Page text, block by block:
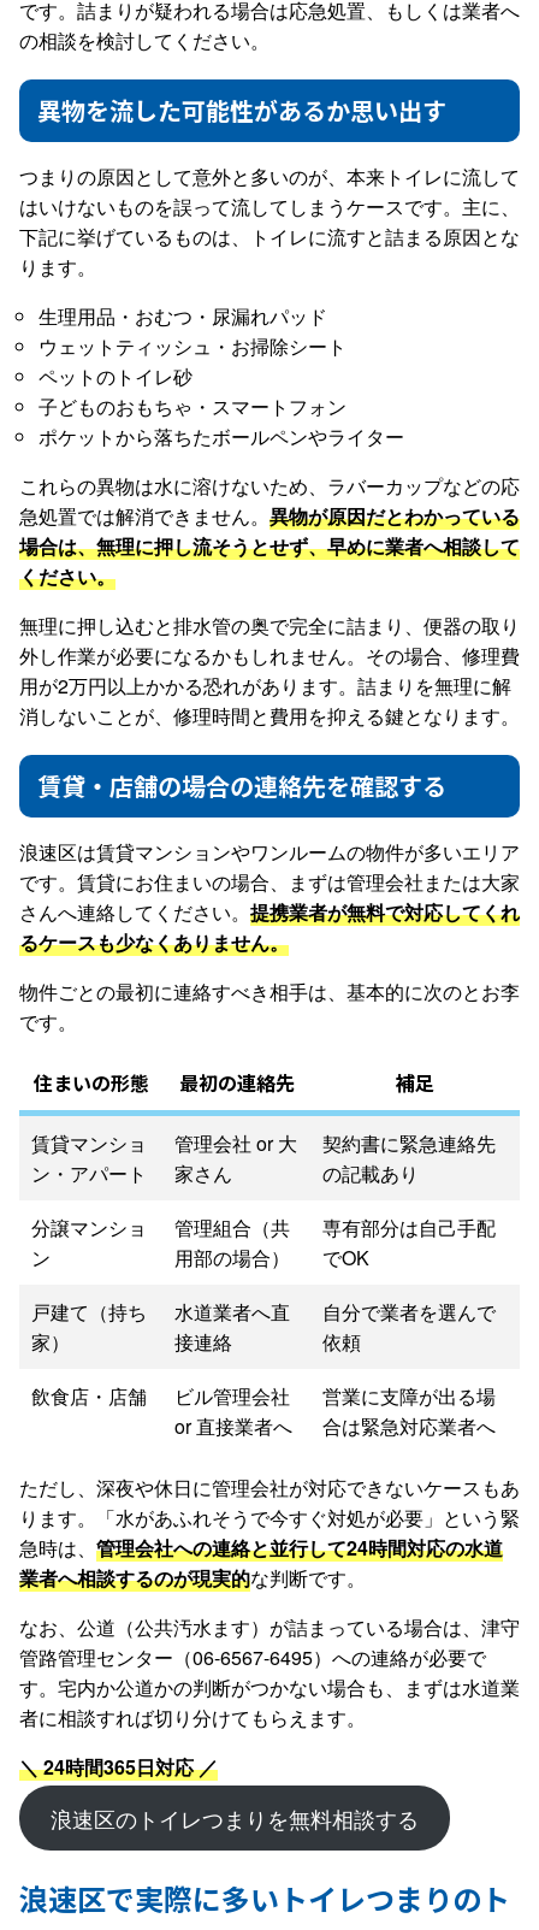
です。詰まりが疑われる場合は応急処置、もしくは業者へ
の相談を検討してください。
異物を流した可能性があるか思い出す
つまりの原因として意外と多いのが、本来トイレに流して
はいけないものを誤って流してしまうケースです。主に、
下記に挙げているものは、トイレに流すと詰まる原因とな
ります。
生理用品・おむつ・尿漏れパッド
ウェットティッシュ・お掃除シート
ペットのトイレ砂
子どものおもちゃ・スマートフォン
ポケットから落ちたボールペンやライター
これらの異物は水に溶けないため、ラバーカップなどの応
急処置では解消できません。 異物が原因だとわかっている
場合は、無理に押し流そうとせず、早めに業者へ相談して
ください。
無理に押し込むと排水管の奥で完全に詰まり、便器の取り
外し作業が必要になるかもしれません。その場合、修理費
用が2万円以上かかる恐れがあります。詰まりを無理に解
消しないことが、修理時間と費用を抑える鍵となります。
賃貸・店舗の場合の連絡先を確認する
浪速区は賃貸マンションやワンルームの物件が多いエリア
です。賃貸にお住まいの場合、まずは管理会社または大家
さんへ連絡してください。 提携業者が無料で対応してくれ
るケースも少なくありません。
物件ごとの最初に連絡すべき相手は、基本的に次のとお李
です。
住まいの形態 最初の連絡先 補足
賃貸マンショ
ン・アパート
管理会社 or 大
家さん
契約書に緊急連絡先
の記載あり
分譲マンショ
ン
管理組合（共
用部の場合）
専有部分は自己手配
でOK
戸建て（持ち
家）
水道業者へ直
接連絡
自分で業者を選んで
依頼
飲食店・店舗
ビル管理会社
or 直接業者へ
営業に支障が出る場
合は緊急対応業者へ
ただし、深夜や休日に管理会社が対応できないケースもあ
ります。「水があふれそうで今すぐ対処が必要」という緊
急時は、 管理会社への連絡と並行して24時間対応の水道
業者へ相談するのが現実的な判断です。
なお、公道（公共汚水ます）が詰まっている場合は、津守
管路管理センター（06-6567-6495）への連絡が必要で
す。宅内か公道かの判断がつかない場合も、まずは水道業
者に相談すれば切り分けてもらえます。
＼ 24時間365日対応 ／
浪速区のトイレつまりを無料相談する
浪速区で実際に多いトイレつまりのト